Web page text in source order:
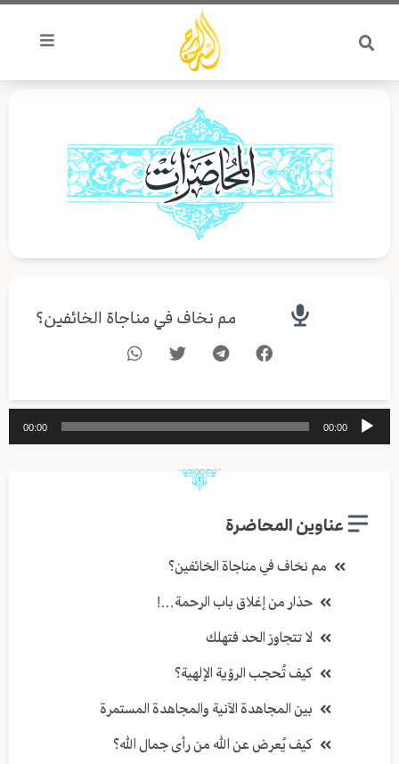
تخطي
المحتوى
مم نخاف في مناجاة الخائفين؟
مشغل
الصوت
00:00
00:00
عناوين المحاضرة
مم نخاف في مناجاة الخائفين؟
حذار من إغلاق باب الرحمة…!
لا تتجاوز الحد فتهلك
كيف تُحجب الرؤية الإلهية؟
بين المجاهدة الآنية والمجاهدة المستمرة
كيف يُعرض عن الله من رأى جمال الله؟